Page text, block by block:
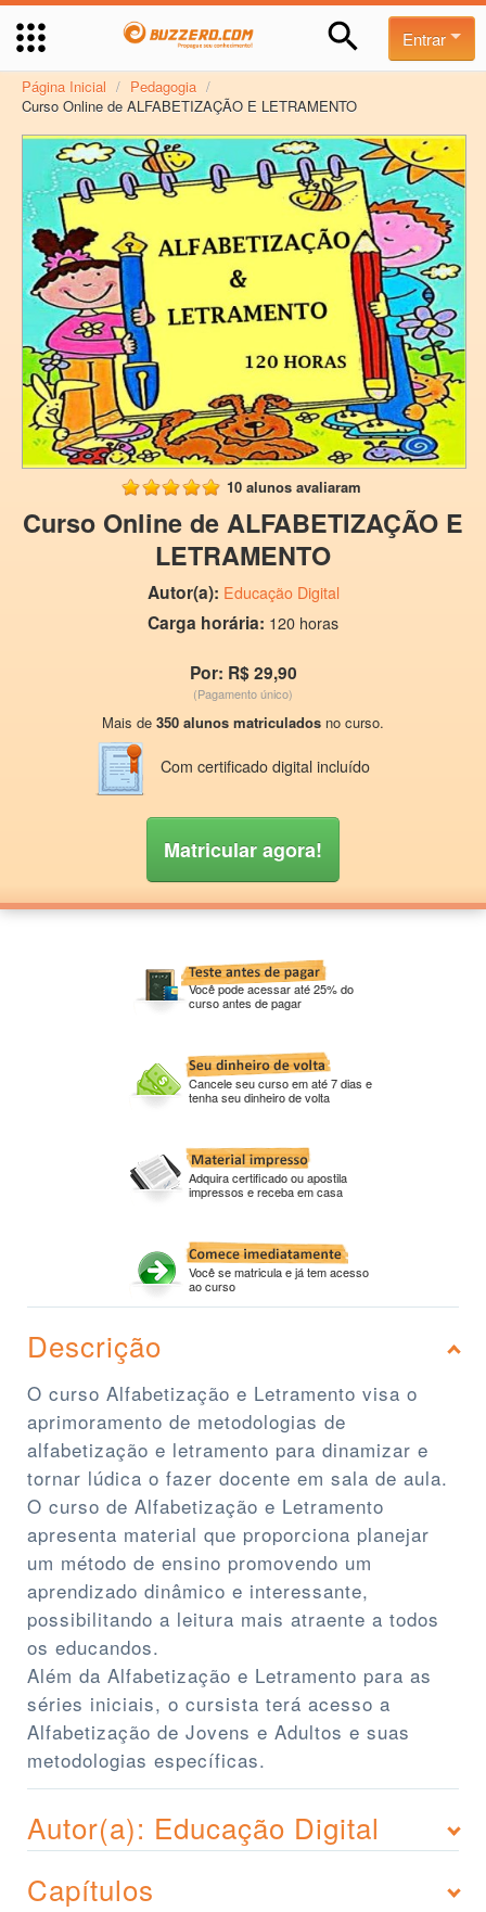
Entrar
Página Inicial / Pedagogia /
Curso Online de ALFABETIZAÇÃO E LETRAMENTO
10 alunos avaliaram
Curso Online de ALFABETIZAÇÃO E
LETRAMENTO
Autor(a): Educação Digital
Carga horária: 120 horas
Por: R$ 29,90
(Pagamento único)
Mais de 350 alunos matriculados no curso.
Com certificado digital incluído
Matricular agora!
Você pode acessar até 25% do
curso antes de pagar
Cancele seu curso em até 7 dias e
tenha seu dinheiro de volta
Adquira certificado ou apostila
impressos e receba em casa
Você se matricula e já tem acesso
ao curso
Descrição
O curso Alfabetização e Letramento visa o
aprimoramento de metodologias de
alfabetização e letramento para dinamizar e
tornar lúdica o fazer docente em sala de aula.
O curso de Alfabetização e Letramento
apresenta material que proporciona planejar
um método de ensino promovendo um
aprendizado dinâmico e interessante,
possibilitando a leitura mais atraente a todos
os educandos.
Além da Alfabetização e Letramento para as
séries iniciais, o cursista terá acesso a
Alfabetização de Jovens e Adultos e suas
metodologias específicas.
Autor(a): Educação Digital
Capítulos